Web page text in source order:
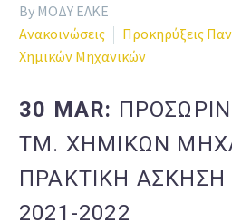
By ΜΟΔΥ ΕΛΚΕ
Ανακοινώσεις
Προκηρύξεις
Χημικών Μηχανικών
30 MAR:
ΤΜ. ΧΗΜΙΚΩΝ
ΠΡΑΚΤΙΚΗ
2021-2022